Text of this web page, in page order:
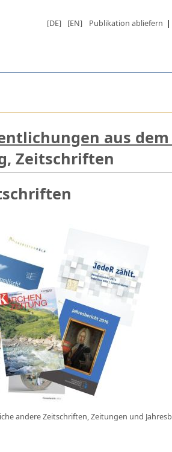
[DE] [EN] Publikation abliefern |
aus
Zeitschriften
andere Zeitschriften, Zeitungen und